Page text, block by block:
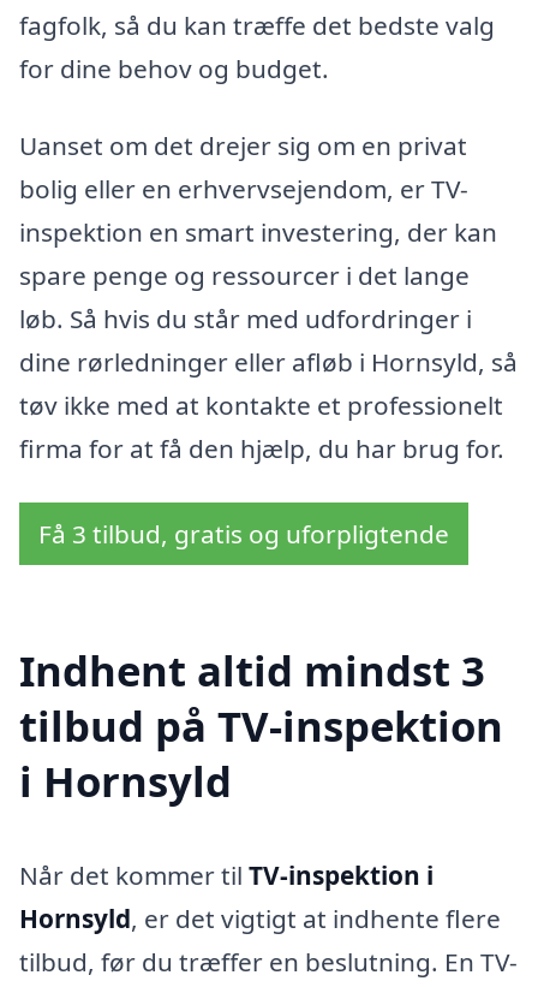
fagfolk, så du kan træffe det bedste valg
for dine behov og budget.
Uanset om det drejer sig om en privat
bolig eller en erhvervsejendom, er TV-
inspektion en smart investering, der kan
spare penge og ressourcer i det lange
løb. Så hvis du står med udfordringer i
dine rørledninger eller afløb i Hornsyld, så
tøv ikke med at kontakte et professionelt
firma for at få den hjælp, du har brug for.
Få 3 tilbud, gratis og uforpligtende
Indhent altid mindst 3
tilbud på TV-inspektion
i Hornsyld
Når det kommer til TV-inspektion i
Hornsyld, er det vigtigt at indhente flere
tilbud, før du træffer en beslutning. En TV-